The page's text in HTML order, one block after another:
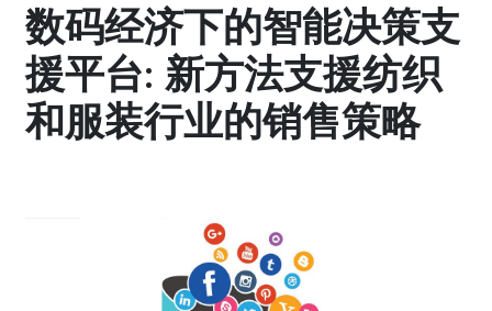
数码经济下的智能决策支
援平台: 新方法支援纺织
和服装行业的销售策略